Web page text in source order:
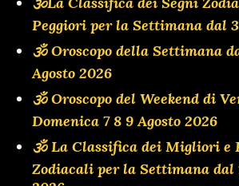
Peggiori per la Settimana dal
🕉 Oroscopo della Settimana
Agosto 2026
🕉 Oroscopo del Weekend di
Domenica 7 8 9 Agosto 2026
🕉 La Classifica dei Migliori e
Zodiacali per la Settimana dal